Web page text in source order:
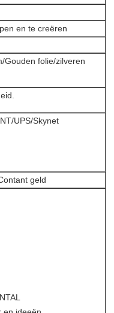
en te creëren
Gouden folie/zilveren
UPS/Skynet
geld